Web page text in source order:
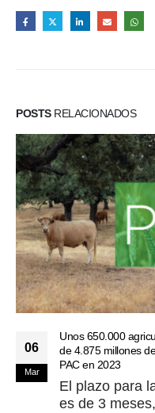
POSTSRELACIONADOS
06
Mar
Unos 650.000
de 4.875 millones
PAC en 2023
El plazo para
es de 3